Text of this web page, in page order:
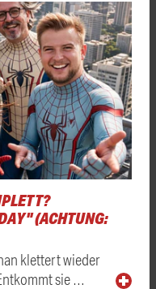
(ACHTUNG:
klettert wieder
sie …